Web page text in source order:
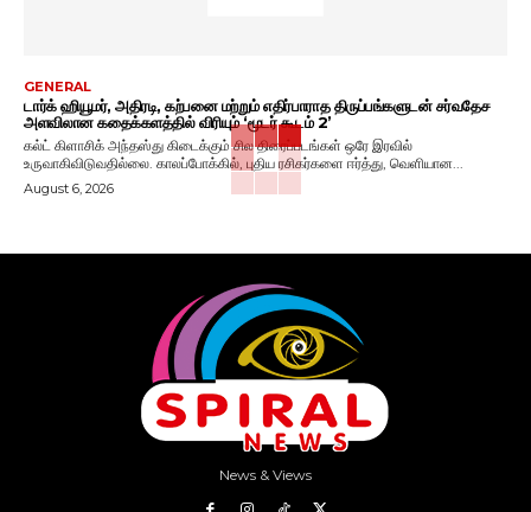
GENERAL
டார்க் ஹியூமர், அதிரடி, கற்பனை மற்றும் எதிர்பாராத திருப்பங்களுடன் சர்வதேச
அளவிலான கதைக்களத்தில் விரியும் ‘மூடர் கூடம் 2’
கல்ட் கிளாசிக் அந்தஸ்து கிடைக்கும் சில திரைப்படங்கள் ஒரே இரவில்
உருவாகிவிடுவதில்லை. காலப்போக்கில், புதிய ரசிகர்களை ஈர்த்து, வெளியான...
August 6, 2026
News & Views